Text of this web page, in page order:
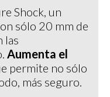
Shock, un
sólo 20 mm de
las
Aumenta el
permite no sólo
más seguro.